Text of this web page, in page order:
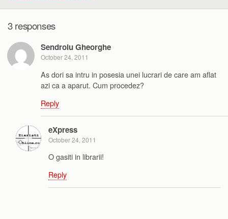
3 responses
Sendroiu Gheorghe
October 24, 2011
As dori sa intru in posesia unei lucrari de care am aflat
azi ca a aparut. Cum procedez?
Reply
eXpress
October 24, 2011
O gasiti in librarii!
Reply